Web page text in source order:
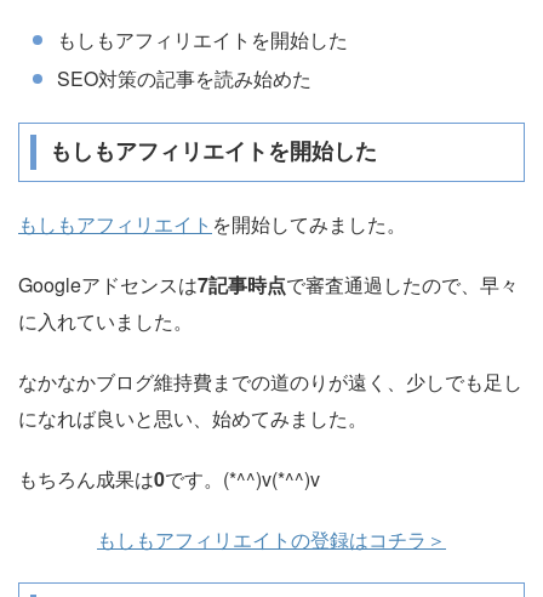
もしもアフィリエイトを開始した
SEO対策の記事を読み始めた
もしもアフィリエイトを開始した
もしもアフィリエイト を開始してみました。
Googleアドセンスは7記事時点で審査通過したので、早々
に入れていました。
なかなかブログ維持費までの道のりが遠く、少しでも足し
になれば良いと思い、始めてみました。
もちろん成果は0です。(*^^)v(*^^)v
もしもアフィリエイトの登録はコチラ＞